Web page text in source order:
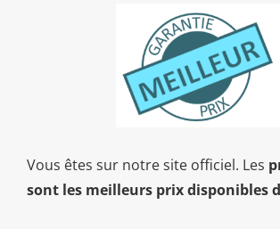
Vous êtes sur notre site officiel. Les
sont les meilleurs prix disponibles